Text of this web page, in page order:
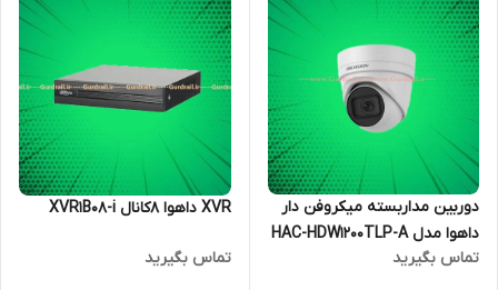
دوربین مداربسته میکروفن دار
داهوا مدل HAC-HDW1200TLP-A
تماس بگیرید
XVR داهوا 8کانال XVR1B08-i
تماس بگیرید